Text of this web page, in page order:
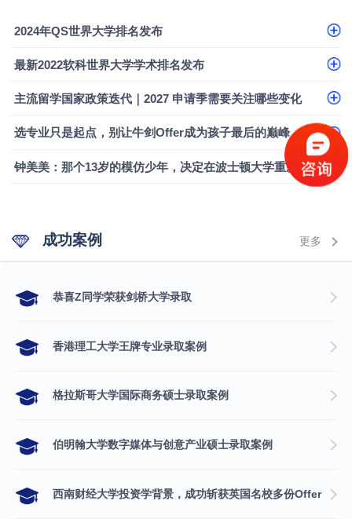
2024年QS世界大学排名发布
最新2022软科世界大学学术排名发布
主流留学国家政策迭代｜2027 申请季需要关注哪些变化
选专业只是起点，别让牛剑Offer成为孩子最后的巅峰
钟美美：那个13岁的模仿少年，决定在波士顿大学重新定义自己
成功案例 更多
​恭喜Z同学荣获剑桥大学录取
香港理工大学王牌专业录取案例
格拉斯哥大学国际商务硕士录取案例
伯明翰大学数字媒体与创意产业硕士录取案例
西南财经大学投资学背景，成功斩获英国名校多份Offer